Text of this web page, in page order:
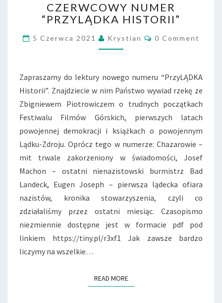
NUMER
“PRZYLĄDKA
CZERWCOWY NUMER
“PRZYLĄDKA HISTORII”
5 Czerwca 2021 Krystian Comments
0 Comment
Zapraszamy do lektury nowego numeru “PrzyLĄDKA
Historii”. Znajdziecie w nim Państwo wywiad rzekę ze
Zbigniewem Piotrowiczem o trudnych początkach
Festiwalu Filmów Górskich, pierwszych latach
powojennej demokracji i książkach o powojennym
Lądku-Zdroju. Oprócz tego w numerze: Chazarowie –
mit trwale zakorzeniony w świadomości, Josef
Machon – ostatni nienazistowski burmistrz Bad
Landeck, Eugen Joseph – pierwsza lądecka ofiara
nazistów, kronika stowarzyszenia, czyli co
zdziałaliśmy przez ostatni miesiąc. Czasopismo
niezmiennie dostępne jest w formacie pdf pod
linkiem https://tiny.pl/r3xf1 Jak zawsze bardzo
liczymy na wszelkie…
READ MOREREAD MORE